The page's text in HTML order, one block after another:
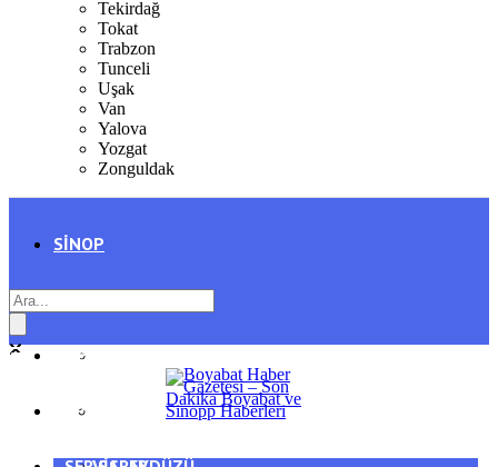
Tekirdağ
Tokat
Trabzon
Tunceli
Uşak
Van
Yalova
Yozgat
Zonguldak
SINOP
AYANCIK
GENEL
SPOR